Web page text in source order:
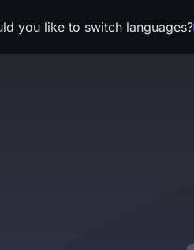
you like to switch languages?